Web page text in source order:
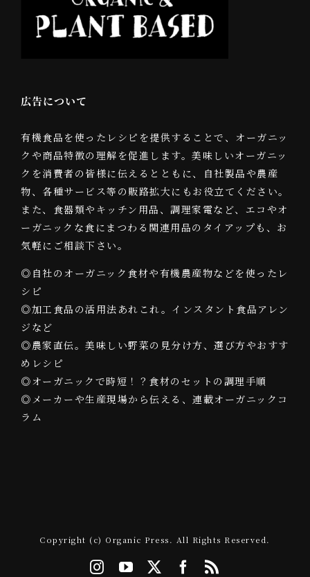
広告について
有機食品を使ったレシピを提供することで、オーガニッ
クや商品特徴の理解を促進します。美味しいオーガニッ
クを消費者の皆様に伝えるとともに、自社製品や農産
物、各種サービス等の販路拡大にもお役立てください。
また、食器類やキッチン用品、調理家電など、エコやオ
ーガニックな食にまつわる関連用品のタイアップも、お
気軽にご相談下さい。
◎自社のオーガニック食材や有機農産物などを使ったレ
シピ
◎加工食品の活用法あれこれ。インスタント食品アレン
ジなど
◎農家直伝。美味しい野菜の見分け方、選び方やおすす
めレシピ
◎オーガニックで時短！？食材のセットの調理手順
◎メーカーや生産現場から伝える、連載オーガニックコ
ラム
Copyright (c) Organic Press. All Rights Reserved.
InstagramYouTube Facebook